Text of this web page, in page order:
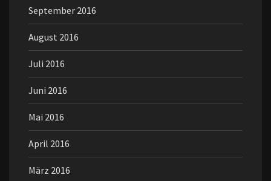
September 2016
August 2016
Juli 2016
Juni 2016
Mai 2016
April 2016
März 2016